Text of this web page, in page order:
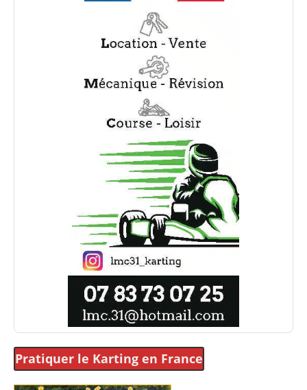
Pratiquer le Karting en France